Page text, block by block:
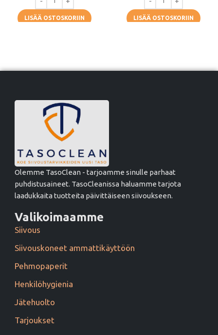
LISÄÄ OSTOSKORIIN LISÄÄ OSTOSKORIIN
Olemme TasoClean - tarjoamme sinulle parhaat
puhdistusaineet. TasoCleanissa haluamme tarjota
laadukkaita tuotteita päivittäiseen siivoukseen.
Valikoimaamme
Siivous
Siivouskoneet ammattikäyttöön
Pehmopaperit
Henkilöhygienia
Jätehuolto
Tarjoukset